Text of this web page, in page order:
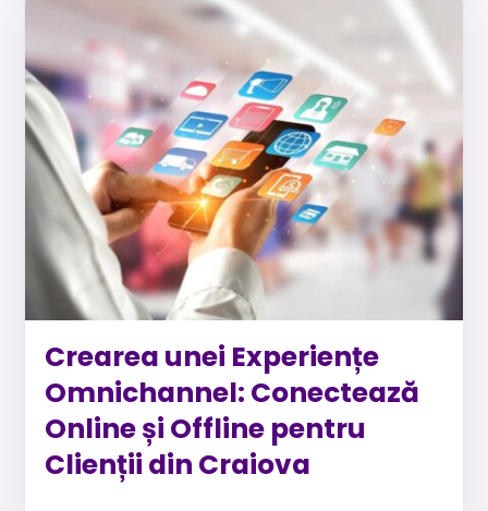
Crearea unei Experiențe
Omnichannel: Conectează
Online și Offline pentru
Clienții din Craiova